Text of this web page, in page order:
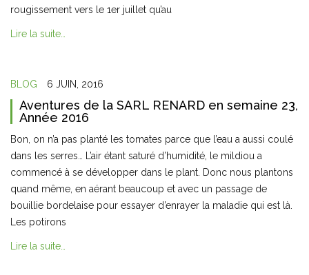
rougissement vers le 1er juillet qu’au
Lire la suite…
BLOG 6 JUIN, 2016
Aventures de la SARL RENARD en semaine 23,
Année 2016
Bon, on n’a pas planté les tomates parce que l’eau a aussi coulé
dans les serres… L’air étant saturé d’humidité, le mildiou a
commencé à se développer dans le plant. Donc nous plantons
quand même, en aérant beaucoup et avec un passage de
bouillie bordelaise pour essayer d’enrayer la maladie qui est là.
Les potirons
Lire la suite…